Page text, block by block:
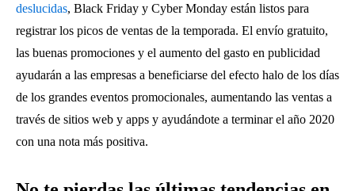
deslucidas, Black Friday y Cyber Monday están listos para
registrar los picos de ventas de la temporada. El envío gratuito,
las buenas promociones y el aumento del gasto en publicidad
ayudarán a las empresas a beneficiarse del efecto halo de los días
de los grandes eventos promocionales, aumentando las ventas a
través de sitios web y apps y ayudándote a terminar el año 2020
con una nota más positiva.